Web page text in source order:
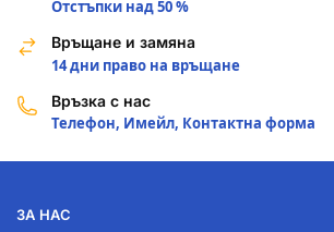
Отстъпки над 50 %
Връщане и замяна
14 дни право на връщане
Връзка с нас
Телефон, Имейл, Контактна форма
ЗА НАС